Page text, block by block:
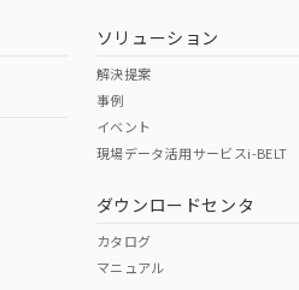
ソリューション
解決提案
事例
イベント
現場データ活用サービスi-BELT
ダウンロードセンタ
カタログ
マニュアル